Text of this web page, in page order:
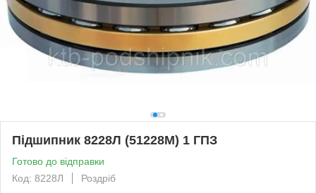
Підшипник 8228Л (51228M) 1 ГПЗ
Готово до відправки
Код: 8228Л
Роздріб